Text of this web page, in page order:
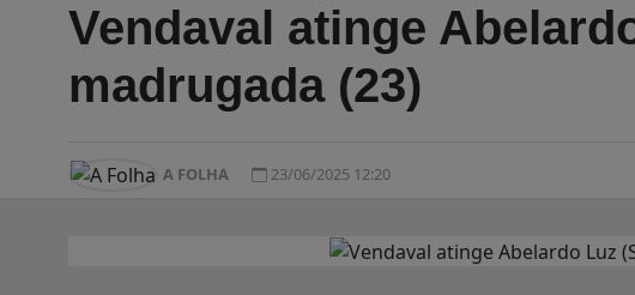
Vendaval atinge
madrugada (23)
A FOLHA 23/06/2025 12:20